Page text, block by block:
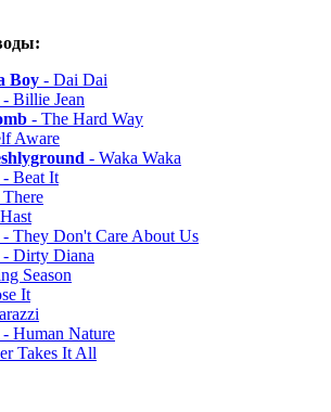
Boy - Dai Dai
- Billie Jean
- The Hard Way
Aware
- Waka Waka
- Beat It
- They Don't Care About Us
- Dirty Diana
Season
It
- Human Nature
Takes It All